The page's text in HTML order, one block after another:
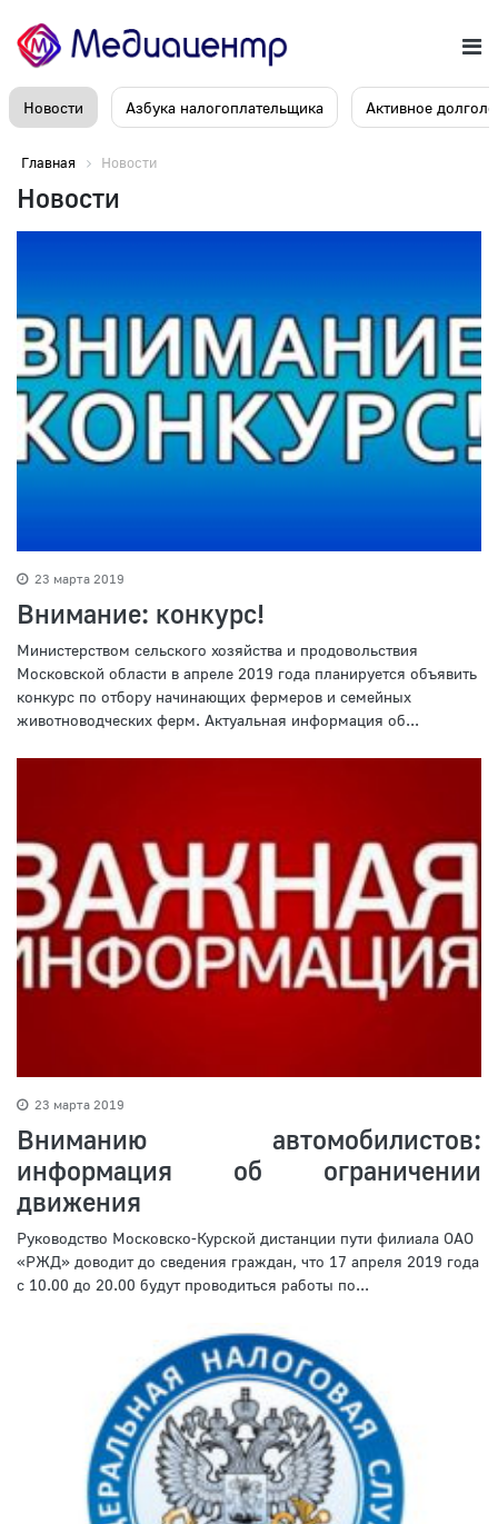
Новости Азбука налогоплательщика Активное
Главная Новости
Новости
23 марта 2019
Внимание: конкурс!
Министерством сельского хозяйства и продовольствия
Московской области в апреле 2019 года планируется объявить
конкурс по отбору начинающих фермеров и семейных
животноводческих ферм. Актуальная информация об...
23 марта 2019
Вниманию автомобилистов:
информация об ограничении
движения
Руководство Московско-Курской дистанции пути филиала ОАО
«РЖД» доводит до сведения граждан, что 17 апреля 2019 года
с 10.00 до 20.00 будут проводиться работы по...